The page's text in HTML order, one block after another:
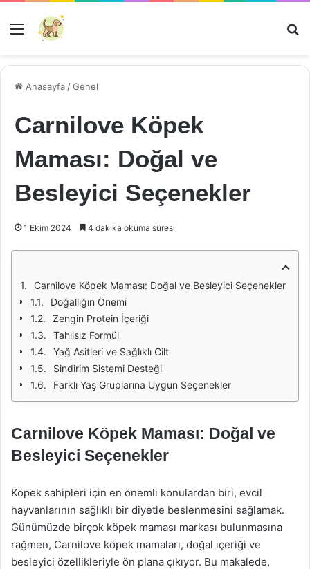
Menü
Anasayfa /Genel
Carnilove Köpek
Maması: Doğal ve
Besleyici Seçenekler
1 Ekim 2024 4 dakika okuma süresi
Carnilove Köpek Maması: Doğal ve Besleyici Seçenekler
Doğallığın Önemi
Zengin Protein İçeriği
Tahılsız Formül
Yağ Asitleri ve Sağlıklı Cilt
Sindirim Sistemi Desteği
Farklı Yaş Gruplarına Uygun Seçenekler
Carnilove Köpek Maması: Doğal ve
Besleyici Seçenekler
Köpek sahipleri için en önemli konulardan biri, evcil
hayvanlarının sağlıklı bir diyetle beslenmesini sağlamak.
Günümüzde birçok köpek maması markası bulunmasına
rağmen, Carnilove köpek mamaları, doğal içeriği ve
besleyici özellikleriyle ön plana çıkıyor. Bu makalede,